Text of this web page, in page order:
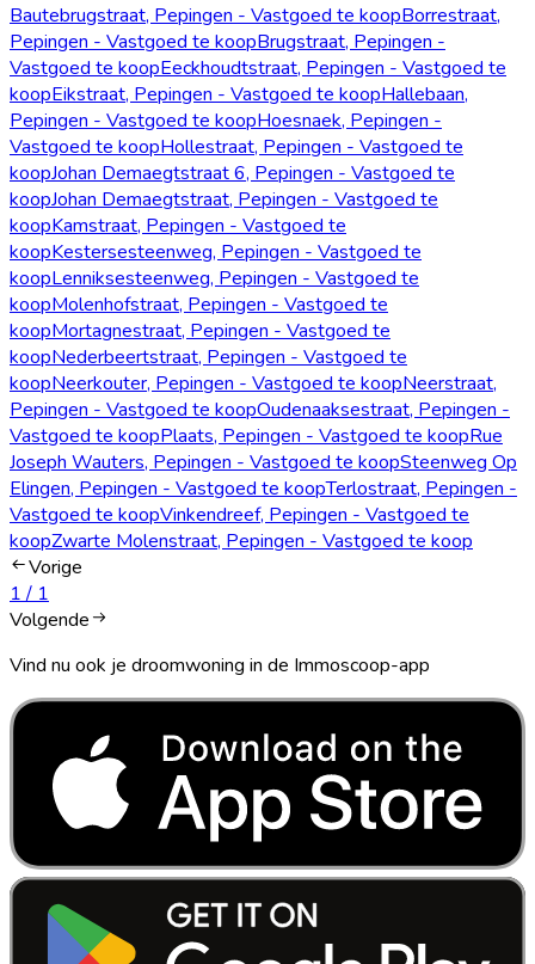
Bautebrugstraat, Pepingen - Vastgoed te koopBorrestraat,
Pepingen - Vastgoed te koopBrugstraat, Pepingen -
Vastgoed te koopEeckhoudtstraat, Pepingen - Vastgoed te
koopEikstraat, Pepingen - Vastgoed te koopHallebaan,
Pepingen - Vastgoed te koopHoesnaek, Pepingen -
Vastgoed te koopHollestraat, Pepingen - Vastgoed te
koopJohan Demaegtstraat 6, Pepingen - Vastgoed te
koopJohan Demaegtstraat, Pepingen - Vastgoed te
koopKamstraat, Pepingen - Vastgoed te
koopKestersesteenweg, Pepingen - Vastgoed te
koopLenniksesteenweg, Pepingen - Vastgoed te
koopMolenhofstraat, Pepingen - Vastgoed te
koopMortagnestraat, Pepingen - Vastgoed te
koopNederbeertstraat, Pepingen - Vastgoed te
koopNeerkouter, Pepingen - Vastgoed te koopNeerstraat,
Pepingen - Vastgoed te koopOudenaaksestraat, Pepingen -
Vastgoed te koopPlaats, Pepingen - Vastgoed te koopRue
Joseph Wauters, Pepingen - Vastgoed te koopSteenweg Op
Elingen, Pepingen - Vastgoed te koopTerlostraat, Pepingen -
Vastgoed te koopVinkendreef, Pepingen - Vastgoed te
koopZwarte Molenstraat, Pepingen - Vastgoed te koop
Vorige
1/ 1
Volgende
Vind nu ook je droomwoning in de Immoscoop-app